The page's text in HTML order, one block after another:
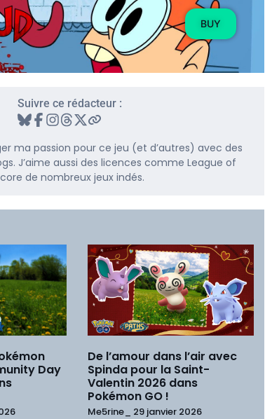
BUY
Suivre ce rédacteur :
ma passion pour ce jeu (et d’autres) avec des
J’aime aussi des licences comme League of
de nombreux jeux indés.
Day
De l’amour dans l’air avec
Spinda pour la Saint-
Valentin 2026 dans
Pokémon GO !
Me5rine_ 29 janvier 2026